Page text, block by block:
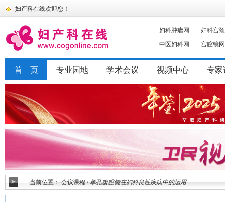
妇产科在线欢迎您！
妇科肿瘤网
妇科宫
中医妇科网
宫腔镜网
首 页 专业园地 学术会议 视频中心 专家
当前位置：会议课程 / 单孔腹腔镜在妇科良性疾病中的运用